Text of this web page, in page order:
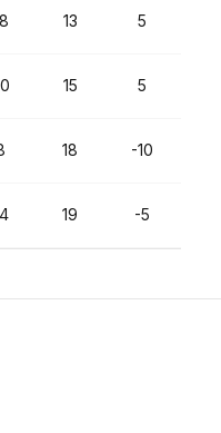
13 5
15 5
18 -10
19 -5